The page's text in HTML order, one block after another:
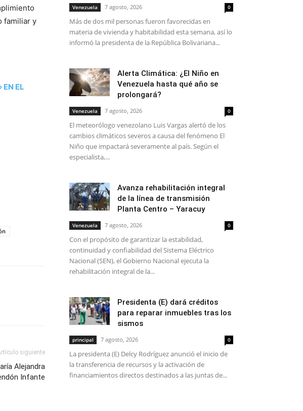
familiar y
EN EL
siguiente
Alejandra
Infante
Venezuela 7 agosto, 2026 0
Más de dos mil personas fueron favorecidas en
materia de vivienda y habitabilidad esta semana, así lo
informó la presidenta de la República Bolivariana...
Alerta Climática: ¿El Niño en
Venezuela hasta qué año se
prolongará?
Venezuela 7 agosto, 2026 0
El meteorólogo venezolano Luis Vargas alertó de los
cambios climáticos severos a causa del fenómeno El
Niño que impactará severamente al país. Según el
especialista,...
Avanza rehabilitación integral
de la línea de transmisión
Planta Centro – Yaracuy
Venezuela 7 agosto, 2026 0
Con el propósito de garantizar la estabilidad,
continuidad y confiabilidad del Sistema Eléctrico
Nacional (SEN), el Gobierno Nacional ejecuta la
rehabilitación integral de la...
Presidenta (E) dará créditos
para reparar inmuebles tras los
sismos
principal 7 agosto, 2026 0
La presidenta (E) Delcy Rodríguez anunció el inicio de
la transferencia de recursos y la activación de
financiamientos directos destinados a las juntas de...